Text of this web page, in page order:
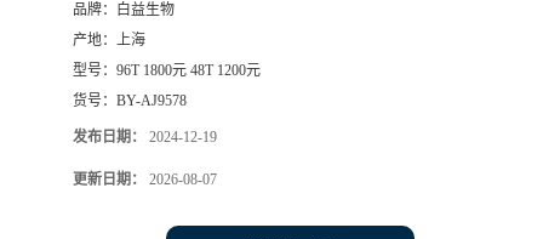
品牌：
白益生物
产地： 上海
型号： 96T 1800元 48T 1200元
货号： BY-AJ9578
发布日期： 2024-12-19
更新日期： 2026-08-07